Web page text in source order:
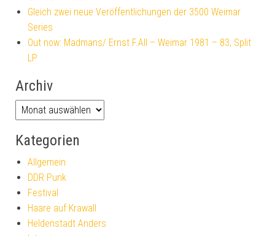
Gleich zwei neue Veröffentlichungen der 3500 Weimar
Series
Out now: Madmans/ Ernst F.All – Weimar 1981 – 83, Split
LP
Archiv
Kategorien
Allgemein
DDR Punk
Festival
Haare auf Krawall
Heldenstadt Anders